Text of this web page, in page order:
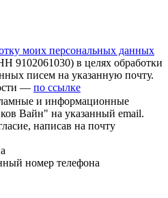
моих персональных данных
в целях обработки
писем на указанную почту.
— по ссылке
и информационные
Вайн" на указанный email.
написав на почту
номер телефона